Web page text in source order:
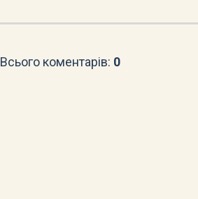
Всього коментарів: 0